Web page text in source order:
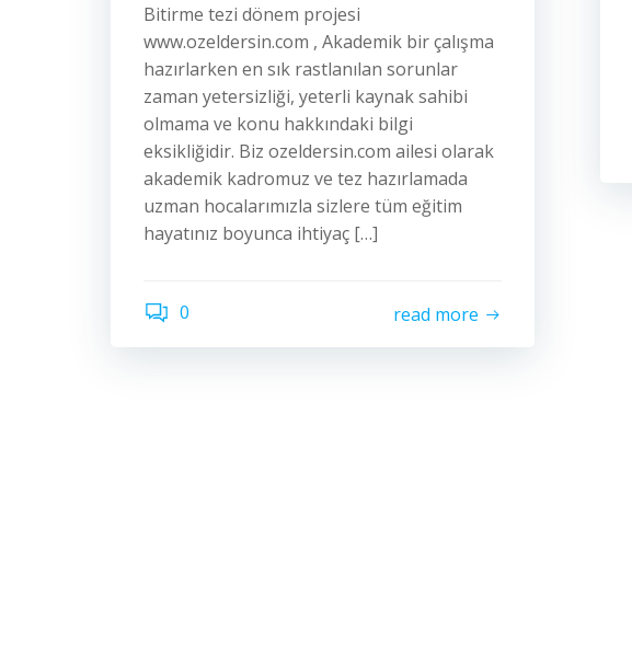
Bitirme tezi dönem projesi
www.ozeldersin.com , Akademik bir çalışma
hazırlarken en sık rastlanılan sorunlar
zaman yetersizliği, yeterli kaynak sahibi
olmama ve konu hakkındaki bilgi
eksikliğidir. Biz ozeldersin.com ailesi olarak
akademik kadromuz ve tez hazırlamada
uzman hocalarımızla sizlere tüm eğitim
hayatınız boyunca ihtiyaç […]
0 read more